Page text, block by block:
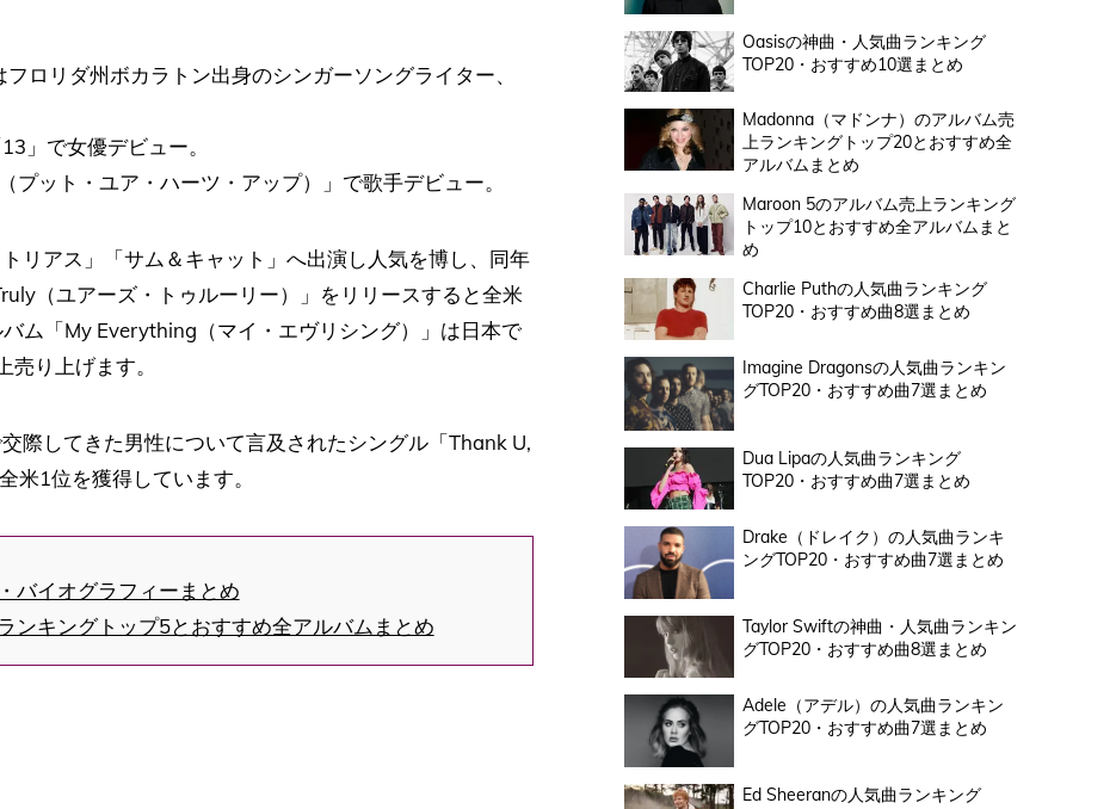
ロリダ州ボカラトン出身のシンガーソングライター、
」で女優デビュー。
ット・ユア・ハーツ・アップ）」で歌手デビュー。
リアス」「サム＆キャット」へ出演し人気を博し、同年
（ユアーズ・トゥルーリー）」をリリースすると全米
ム「My Everything（マイ・エヴリシング）」は日本で
り上げます。
際してきた男性について言及されたシングル「Thank U,
米1位を獲得しています。
バイオグラフィーまとめ
ンキングトップ5とおすすめ全アルバムまとめ
Oasisの神曲・人気曲ランキング
TOP20・おすすめ10選まとめ
Madonna（マドンナ）のアルバム売
上ランキングトップ20とおすすめ全
アルバムまとめ
Maroon 5のアルバム売上ランキング
トップ10とおすすめ全アルバムまと
め
Charlie Puthの人気曲ランキング
TOP20・おすすめ曲8選まとめ
Imagine Dragonsの人気曲ランキン
グTOP20・おすすめ曲7選まとめ
Dua Lipaの人気曲ランキング
TOP20・おすすめ曲7選まとめ
Drake（ドレイク）の人気曲ランキ
ングTOP20・おすすめ曲7選まとめ
Taylor Swiftの神曲・人気曲ランキン
グTOP20・おすすめ曲8選まとめ
Adele（アデル）の人気曲ランキン
グTOP20・おすすめ曲7選まとめ
Ed Sheeranの人気曲ランキング